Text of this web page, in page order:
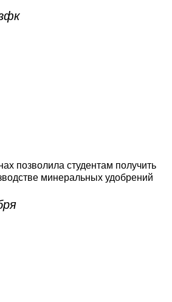
позволила студентам получить
минеральных удобрений